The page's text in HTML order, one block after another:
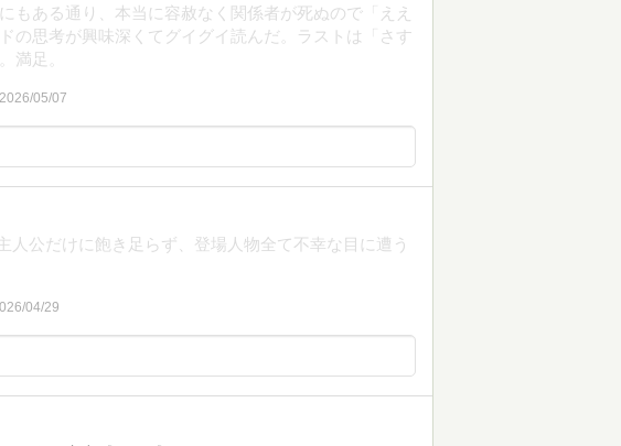
もある通り、本当に容赦なく関係者が死ぬので「ええ
の思考が興味深くてグイグイ読んだ。ラストは「さす
満足。
2026/05/07
公だけに飽き足らず、登場人物全て不幸な目に遭う
04/29